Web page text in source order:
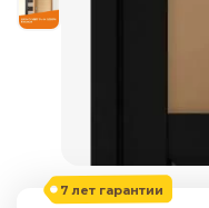
7 лет гарантии